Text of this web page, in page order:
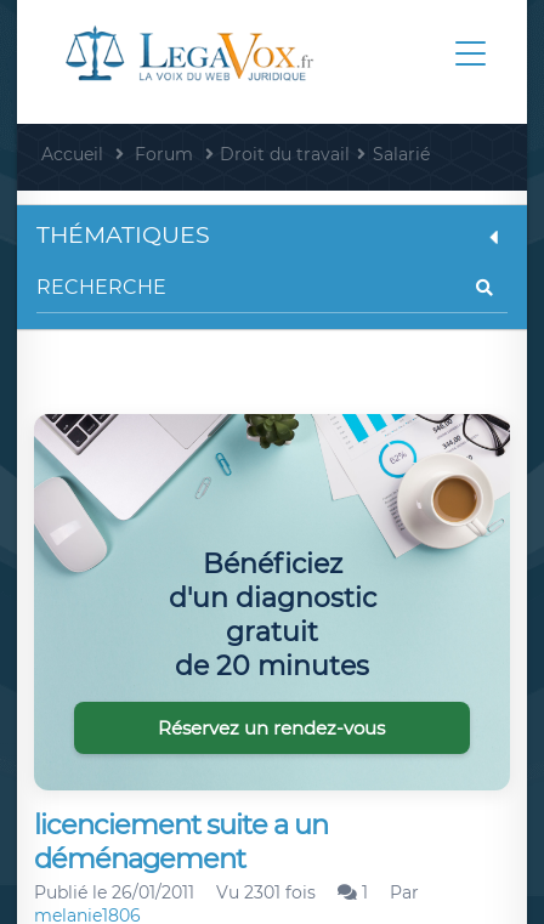
Accueil Forum Droit du travail Salarié
licenciement suite a un
déménagement
Publié le 26/01/2011 Vu 2301 fois 1
Par
melanie1806
THÉMATIQUES
Bénéficiez
d'un diagnostic
gratuit
de 20 minutes
Réservez un rendez-vous